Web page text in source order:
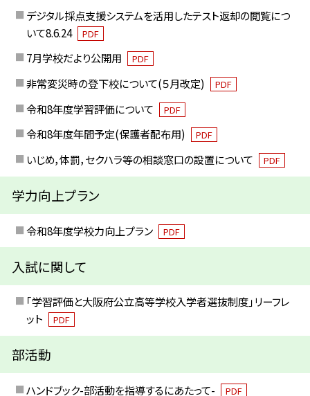
デジタル採点支援システムを活用したテスト返却の閲覧につ
いて8.6.24
PDF
7月学校だより公開用 PDF
非常変災時の登下校について(５月改定) PDF
令和8年度学習評価について PDF
令和8年度年間予定(保護者配布用) PDF
いじめ，体罰，セクハラ等の相談窓口の設置について PDF
学力向上プラン
令和8年度学校力向上プラン PDF
入試に関して
｢学習評価と大阪府公立高等学校入学者選抜制度｣リーフレ
ット
PDF
部活動
ハンドブック-部活動を指導するにあたって- PDF